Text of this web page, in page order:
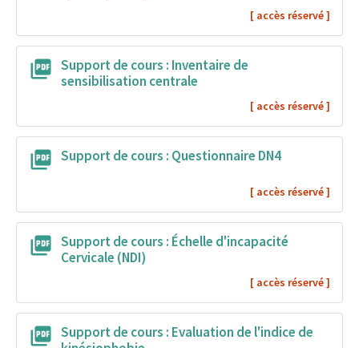
Support de cours : Inventaire de
sensibilisation centrale
Support de cours : Questionnaire DN4
Support de cours : Échelle d'incapacité
Cervicale (NDI)
Support de cours : Evaluation de l'indice de